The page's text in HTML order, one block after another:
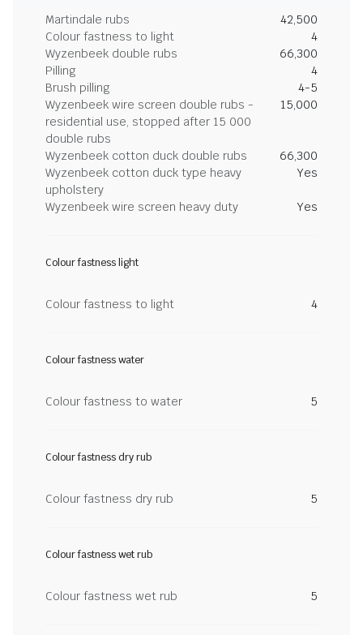
Martindale rubs
42,500
Colour fastness to light
4
Wyzenbeek double rubs
66,300
Pilling
4
Brush pilling
4-5
Wyzenbeek wire screen double rubs -
residential use, stopped after 15 000
double rubs
15,000
Wyzenbeek cotton duck double rubs
66,300
Wyzenbeek cotton duck type heavy
upholstery
Yes
Wyzenbeek wire screen heavy duty Yes
Colour fastness light
Colour fastness to light 4
Colour fastness water
Colour fastness to water 5
Colour fastness dry rub
Colour fastness dry rub 5
Colour fastness wet rub
Colour fastness wet rub 5